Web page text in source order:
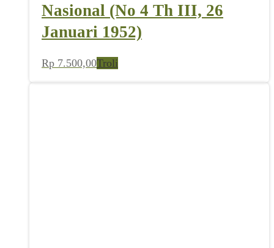
Nasional (No 4 Th III, 26
Januari 1952)
Rp 7.500,00Troli